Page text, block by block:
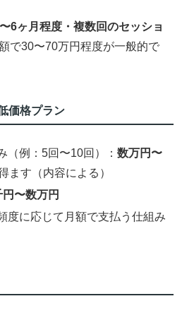
6ヶ月程度・複数回のセッショ
で30〜70万円程度が一般的で
価格プラン
（例：5回〜10回）：数万円〜
ます（内容による）
円〜数万円
度に応じて月額で支払う仕組み